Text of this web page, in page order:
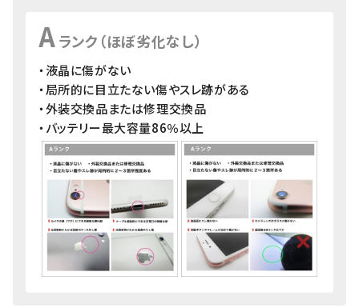
Aランク（ほぼ劣化なし）
・液晶に傷がない
・局所的に目立たない傷やスレ跡がある
・外装交換品または修理交換品
・バッテリー最大容量86％以上